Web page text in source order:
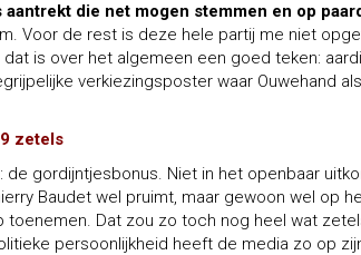
aantrekt die net mogen stemmen en op
Voor de rest is deze hele partij me niet
is over het algemeen een goed teken:
verkiezingsposter waar Ouwehand
zetels
de gordijntjesbonus. Niet in het openbaar
Baudet wel pruimt, maar gewoon wel op
toenemen. Dat zou zo toch nog heel wat
persoonlijkheid heeft de media zo op